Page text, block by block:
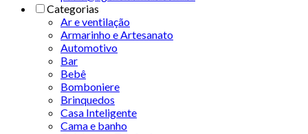
Categorias
Ar e ventilação
Armarinho e Artesanato
Automotivo
Bar
Bebê
Bomboniere
Brinquedos
Casa Inteligente
Cama e banho